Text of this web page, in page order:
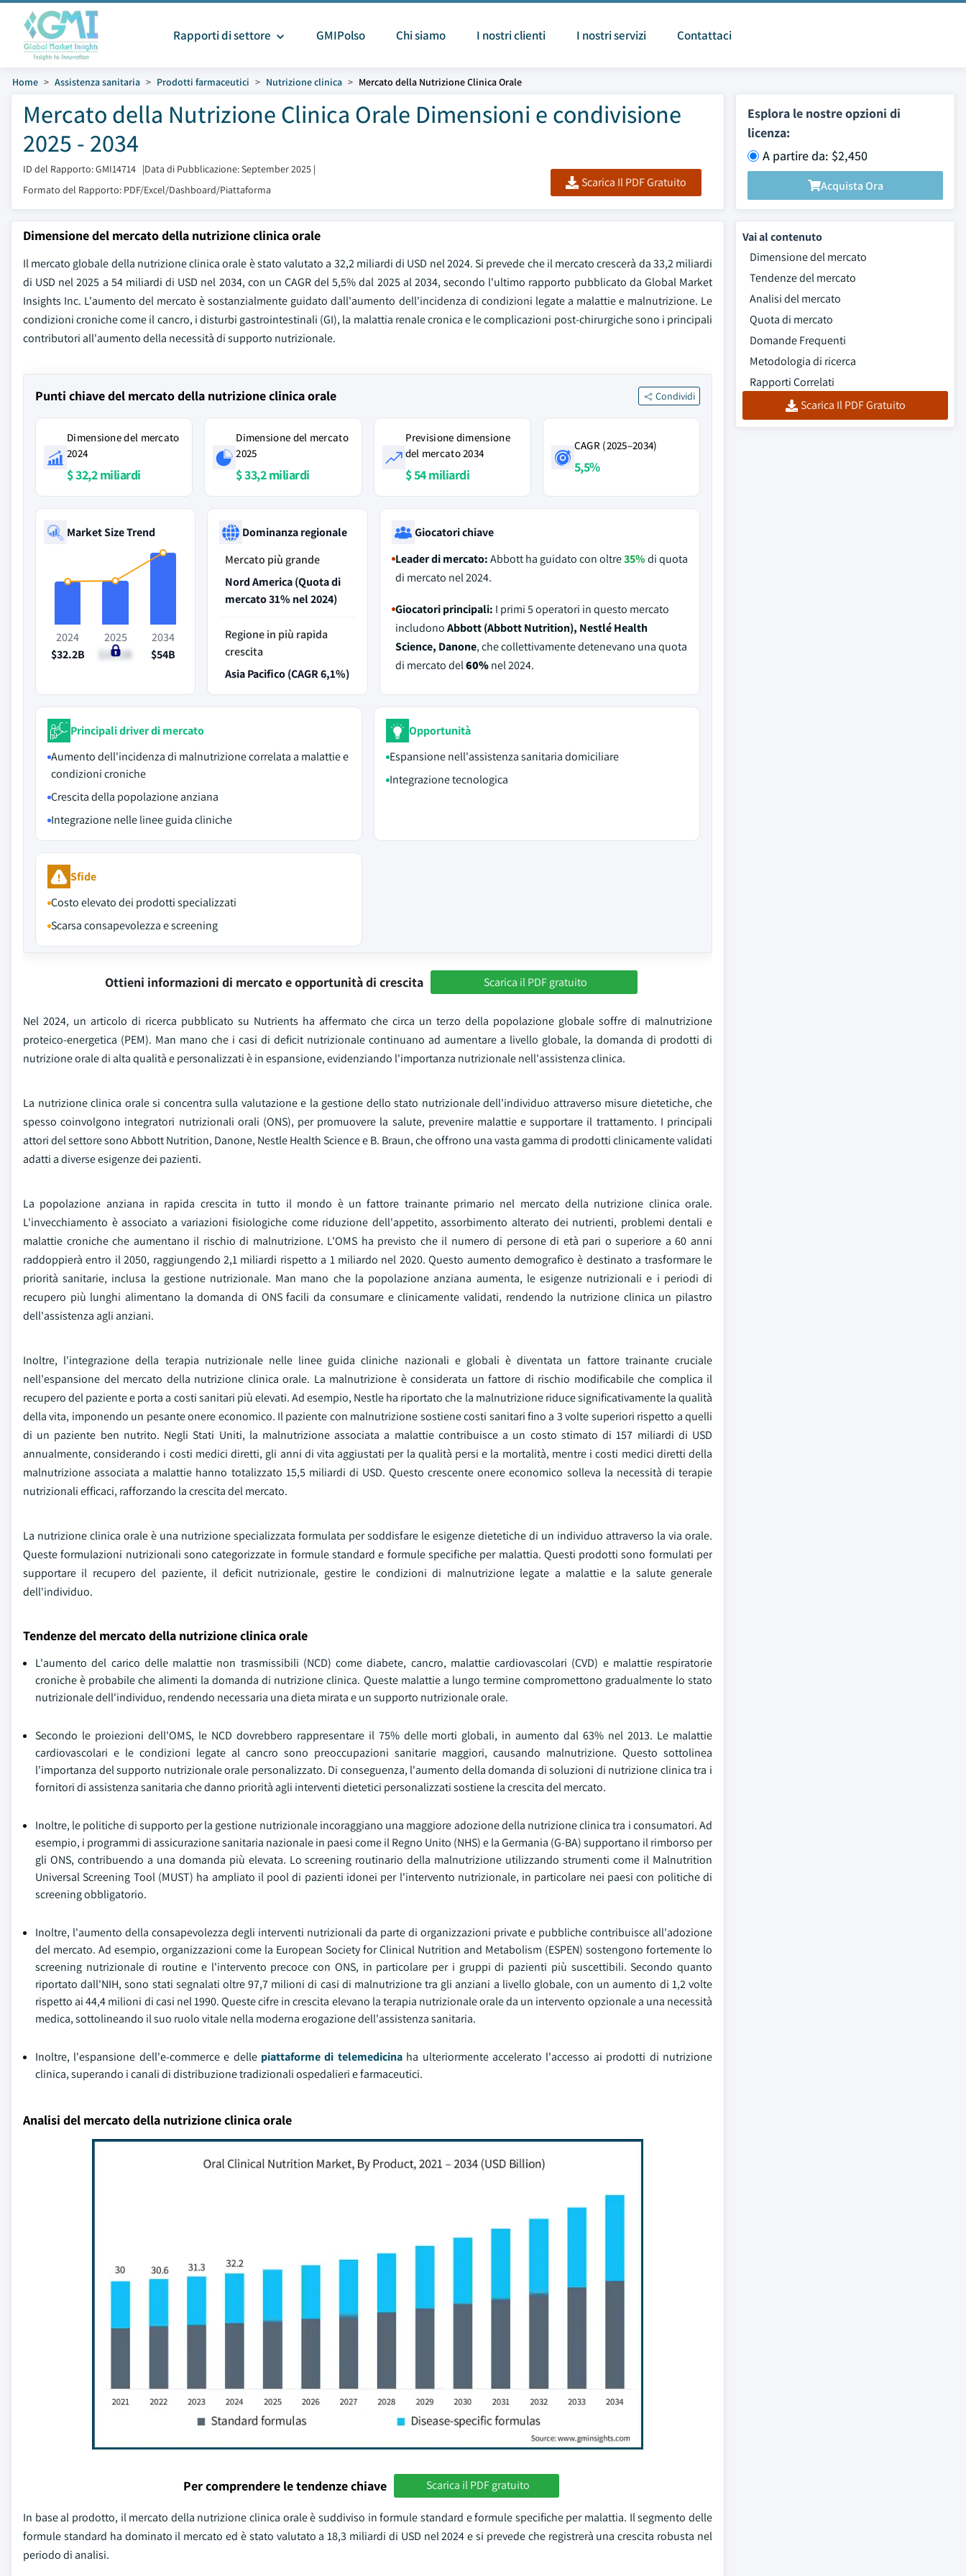
Rapporti di settore GMIPolso Chi siamo I nostri clienti I nostri servizi Contattaci
Home Assistenza sanitaria Prodotti farmaceutici Nutrizione clinica Mercato della Nutrizione Clinica Orale
Mercato della Nutrizione Clinica Orale Dimensioni e condivisione
2025 - 2034
ID del Rapporto: GMI14714 |Data di Pubblicazione: September 2025 |
Formato del Rapporto: PDF/Excel/Dashboard/Piattaforma
Scarica Il PDF Gratuito
Esplora le nostre opzioni di
licenza:
A partire da: $2,450
Acquista Ora
Dimensione del mercato della nutrizione clinica orale
Il mercato globale della nutrizione clinica orale è stato valutato a 32,2 miliardi di USD nel 2024. Si prevede che il mercato crescerà da 33,2 miliardi
di USD nel 2025 a 54 miliardi di USD nel 2034, con un CAGR del 5,5% dal 2025 al 2034, secondo l'ultimo rapporto pubblicato da Global Market
Insights Inc. L'aumento del mercato è sostanzialmente guidato dall'aumento dell'incidenza di condizioni legate a malattie e malnutrizione. Le
condizioni croniche come il cancro, i disturbi gastrointestinali (GI), la malattia renale cronica e le complicazioni post-chirurgiche sono i principali
contributori all'aumento della necessità di supporto nutrizionale.
Punti chiave del mercato della nutrizione clinica orale Condividi
Dimensione del mercato
2024
$ 32,2 miliardi
Dimensione del mercato
2025
$ 33,2 miliardi
Previsione dimensione
del mercato 2034
$ 54 miliardi
CAGR (2025–2034)
5,5%
Market Size Trend
2024
$32.2B
2025
$33.2B
2034
$54B
Dominanza regionale
Mercato più grande
Nord America (Quota di
mercato 31% nel 2024)
Regione in più rapida
crescita
Asia Pacifico (CAGR 6,1%)
Giocatori chiave
Leader di mercato:Abbott ha guidato con oltre35%di quota
di mercato nel 2024.
Giocatori principali: I primi 5 operatori in questo mercato
includonoAbbott (Abbott Nutrition), Nestlé Health
Science, Danone, che collettivamente detenevano una quota
di mercato del60%nel 2024.
Principali driver di mercato
Aumento dell'incidenza di malnutrizione correlata a malattie e
condizioni croniche
Crescita della popolazione anziana
Integrazione nelle linee guida cliniche
Opportunità
Espansione nell'assistenza sanitaria domiciliare
Integrazione tecnologica
Sfide
Costo elevato dei prodotti specializzati
Scarsa consapevolezza e screening
Ottieni informazioni di mercato e opportunità di crescita Scarica il PDF gratuito
Nel 2024, un articolo di ricerca pubblicato su Nutrients ha affermato che circa un terzo della popolazione globale soffre di malnutrizione
proteico-energetica (PEM). Man mano che i casi di deficit nutrizionale continuano ad aumentare a livello globale, la domanda di prodotti di
nutrizione orale di alta qualità e personalizzati è in espansione, evidenziando l'importanza nutrizionale nell'assistenza clinica.
La nutrizione clinica orale si concentra sulla valutazione e la gestione dello stato nutrizionale dell'individuo attraverso misure dietetiche, che
spesso coinvolgono integratori nutrizionali orali (ONS), per promuovere la salute, prevenire malattie e supportare il trattamento. I principali
attori del settore sono Abbott Nutrition, Danone, Nestle Health Science e B. Braun, che offrono una vasta gamma di prodotti clinicamente validati
adatti a diverse esigenze dei pazienti.
La popolazione anziana in rapida crescita in tutto il mondo è un fattore trainante primario nel mercato della nutrizione clinica orale.
L'invecchiamento è associato a variazioni fisiologiche come riduzione dell'appetito, assorbimento alterato dei nutrienti, problemi dentali e
malattie croniche che aumentano il rischio di malnutrizione. L'OMS ha previsto che il numero di persone di età pari o superiore a 60 anni
raddoppierà entro il 2050, raggiungendo 2,1 miliardi rispetto a 1 miliardo nel 2020. Questo aumento demografico è destinato a trasformare le
priorità sanitarie, inclusa la gestione nutrizionale. Man mano che la popolazione anziana aumenta, le esigenze nutrizionali e i periodi di
recupero più lunghi alimentano la domanda di ONS facili da consumare e clinicamente validati, rendendo la nutrizione clinica un pilastro
dell'assistenza agli anziani.
Inoltre, l'integrazione della terapia nutrizionale nelle linee guida cliniche nazionali e globali è diventata un fattore trainante cruciale
nell'espansione del mercato della nutrizione clinica orale. La malnutrizione è considerata un fattore di rischio modificabile che complica il
recupero del paziente e porta a costi sanitari più elevati. Ad esempio, Nestle ha riportato che la malnutrizione riduce significativamente la qualità
della vita, imponendo un pesante onere economico. Il paziente con malnutrizione sostiene costi sanitari fino a 3 volte superiori rispetto a quelli
di un paziente ben nutrito. Negli Stati Uniti, la malnutrizione associata a malattie contribuisce a un costo stimato di 157 miliardi di USD
annualmente, considerando i costi medici diretti, gli anni di vita aggiustati per la qualità persi e la mortalità, mentre i costi medici diretti della
malnutrizione associata a malattie hanno totalizzato 15,5 miliardi di USD. Questo crescente onere economico solleva la necessità di terapie
nutrizionali efficaci, rafforzando la crescita del mercato.
La nutrizione clinica orale è una nutrizione specializzata formulata per soddisfare le esigenze dietetiche di un individuo attraverso la via orale.
Queste formulazioni nutrizionali sono categorizzate in formule standard e formule specifiche per malattia. Questi prodotti sono formulati per
supportare il recupero del paziente, il deficit nutrizionale, gestire le condizioni di malnutrizione legate a malattie e la salute generale
dell'individuo.
Tendenze del mercato della nutrizione clinica orale
L'aumento del carico delle malattie non trasmissibili (NCD) come diabete, cancro, malattie cardiovascolari (CVD) e malattie respiratorie
croniche è probabile che alimenti la domanda di nutrizione clinica. Queste malattie a lungo termine compromettono gradualmente lo stato
nutrizionale dell'individuo, rendendo necessaria una dieta mirata e un supporto nutrizionale orale.
Secondo le proiezioni dell'OMS, le NCD dovrebbero rappresentare il 75% delle morti globali, in aumento dal 63% nel 2013. Le malattie
cardiovascolari e le condizioni legate al cancro sono preoccupazioni sanitarie maggiori, causando malnutrizione. Questo sottolinea
l'importanza del supporto nutrizionale orale personalizzato. Di conseguenza, l'aumento della domanda di soluzioni di nutrizione clinica tra i
fornitori di assistenza sanitaria che danno priorità agli interventi dietetici personalizzati sostiene la crescita del mercato.
Inoltre, le politiche di supporto per la gestione nutrizionale incoraggiano una maggiore adozione della nutrizione clinica tra i consumatori. Ad
esempio, i programmi di assicurazione sanitaria nazionale in paesi come il Regno Unito (NHS) e la Germania (G-BA) supportano il rimborso per
gli ONS, contribuendo a una domanda più elevata. Lo screening routinario della malnutrizione utilizzando strumenti come il Malnutrition
Universal Screening Tool (MUST) ha ampliato il pool di pazienti idonei per l'intervento nutrizionale, in particolare nei paesi con politiche di
screening obbligatorio.
Inoltre, l'aumento della consapevolezza degli interventi nutrizionali da parte di organizzazioni private e pubbliche contribuisce all'adozione
del mercato. Ad esempio, organizzazioni come la European Society for Clinical Nutrition and Metabolism (ESPEN) sostengono fortemente lo
screening nutrizionale di routine e l'intervento precoce con ONS, in particolare per i gruppi di pazienti più suscettibili. Secondo quanto
riportato dall'NIH, sono stati segnalati oltre 97,7 milioni di casi di malnutrizione tra gli anziani a livello globale, con un aumento di 1,2 volte
rispetto ai 44,4 milioni di casi nel 1990. Queste cifre in crescita elevano la terapia nutrizionale orale da un intervento opzionale a una necessità
medica, sottolineando il suo ruolo vitale nella moderna erogazione dell'assistenza sanitaria.
Inoltre, l'espansione dell'e-commerce e delle piattaforme di telemedicinaha ulteriormente accelerato l'accesso ai prodotti di nutrizione
clinica, superando i canali di distribuzione tradizionali ospedalieri e farmaceutici.
Analisi del mercato della nutrizione clinica orale
Per comprendere le tendenze chiave Scarica il PDF gratuito
In base al prodotto, il mercato della nutrizione clinica orale è suddiviso in formule standard e formule specifiche per malattia. Il segmento delle
formule standard ha dominato il mercato ed è stato valutato a 18,3 miliardi di USD nel 2024 e si prevede che registrerà una crescita robusta nel
periodo di analisi.
Vai al contenuto
Dimensione del mercato
Tendenze del mercato
Analisi del mercato
Quota di mercato
Domande Frequenti
Metodologia di ricerca
Rapporti Correlati
Scarica Il PDF Gratuito